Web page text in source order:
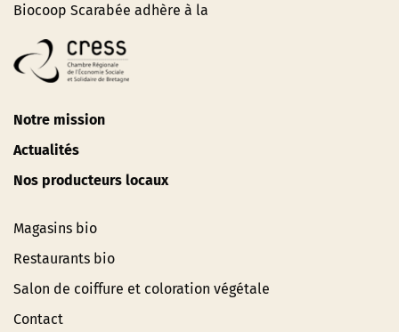
Biocoop Scarabée adhère à la
Notre mission
Actualités
Nos producteurs locaux
Magasins bio
Restaurants bio
Salon de coiffure et coloration végétale
Contact